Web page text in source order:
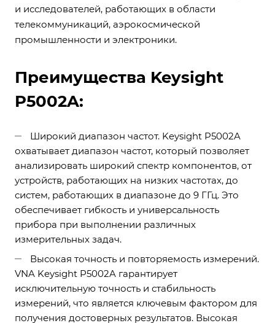
и исследователей, работающих в области
телекоммуникаций, аэрокосмической
промышленности и электроники.
Преимущества Keysight
P5002A:
Широкий диапазон частот. Keysight P5002A
охватывает диапазон частот, который позволяет
анализировать широкий спектр компонентов, от
устройств, работающих на низких частотах, до
систем, работающих в диапазоне до 9 ГГц. Это
обеспечивает гибкость и универсальность
прибора при выполнении различных
измерительных задач.
Высокая точность и повторяемость измерений.
VNA Keysight P5002A гарантирует
исключительную точность и стабильность
измерений, что является ключевым фактором для
получения достоверных результатов. Высокая